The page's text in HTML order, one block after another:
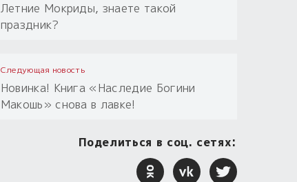
Летние Мокриды, знаете такой
праздник?
Следующая новость
Новинка! Книга «Наследие Богини
Макошь» снова в лавке!
Поделиться в соц. сетях: